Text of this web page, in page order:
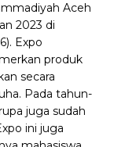
Aceh
2023 di
Expo
produk
secara
Pada tahun-
juga sudah
ini juga